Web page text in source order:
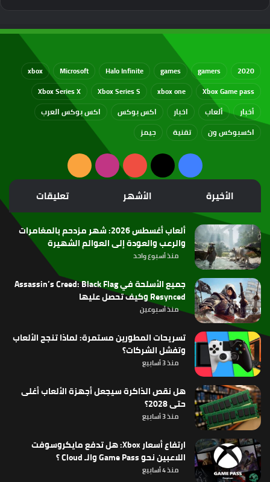
2020
gamers
games
Halo Infinite
Microsoft
xbox
Xbox Game pass
xbox one
Xbox Series S
Xbox Series X
أخبار
ألعاب اخبار اكس بوكس
اكس بوكس العرب
اكسبوكس ون
تقنية جيمز
فيسبوك
‫X
‫YouTubeانستقرامملخص
الموقع
RSS
الأخيرة الأشهر تعليقات
ألعاب أغسطس 2026: شهر مزدحم بالمغامرات
والرعب والعودة إلى العوالم الشهيرة
منذ أسبوع واحد
جميع الأسلحة في Assassin’s Creed: Black Flag
Resynced وكيف تحصل عليها
منذ أسبوعين
تسريحات المطورين مستمرة: لماذا تنجح الألعاب
وتفشل الشركات؟
منذ 3 أسابيع
هل نقص الذاكرة سيجعل أجهزة الألعاب أغلى
حتى 2028؟
منذ 3 أسابيع
ارتفاع أسعار Xbox: هل تدفع مايكروسوفت
اللاعبين نحو Game Pass والـ Cloud ؟
منذ 4 أسابيع